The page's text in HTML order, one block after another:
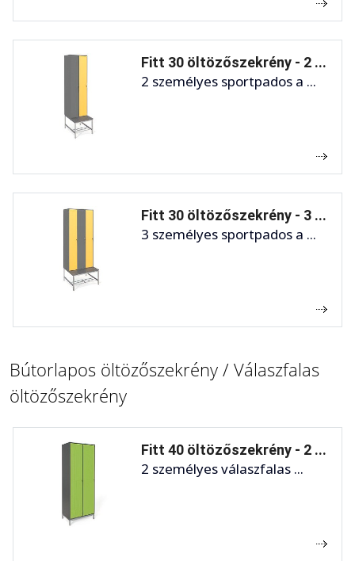
Fitt 30 öltözőszekrény - 2 ...
2 személyes sportpados a ...
Fitt 30 öltözőszekrény - 3 ...
3 személyes sportpados a ...
Bútorlapos öltözőszekrény / Válaszfalas
öltözőszekrény
Fitt 40 öltözőszekrény - 2 ...
2 személyes válaszfalas ...